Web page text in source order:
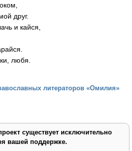
друг.
и кайся,
любя.
литераторов «Омилия»
существует исключительно
вашей поддержке.